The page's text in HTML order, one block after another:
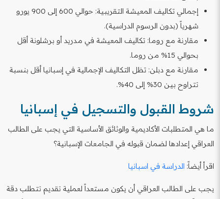
إجمالي تكاليف المعيشة التقريبية: حوالي 600 إلى 900 يورو
شهرياً (بدون الرسوم الدراسية).
مقارنة مع روما: تكاليف المعيشة في مدريد أو برشلونة أقل
بحوالي 15% من روما.
مقارنة مع دبلن: تظل التكاليف الإجمالية في إسبانيا أقل بنسبة
تتراوح بين 30% إلى 40%.
شروط القبول والتسجيل في إسبانيا
ما هي المتطلبات الأكاديمية والوثائق الأساسية التي يجب على الطالب
العراقي إعدادها لضمان قبوله في الجامعات الإسبانية؟
اقرأ أيضاً: الدراسة في اسبانيا
يجب على الطالب العراقي أن يكون مستعداً لعملية تقديم تتطلب دقة